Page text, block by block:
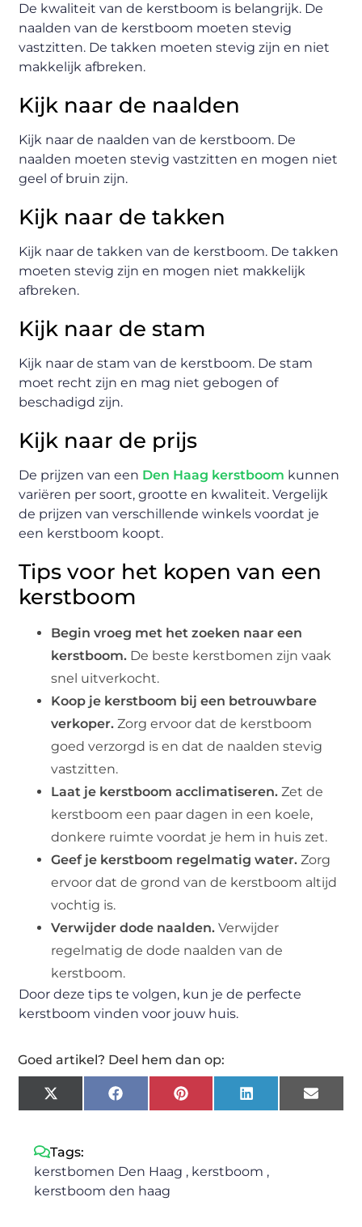
De kwaliteit van de kerstboom is belangrijk. De
naalden van de kerstboom moeten stevig
vastzitten. De takken moeten stevig zijn en niet
makkelijk afbreken.
Kijk naar de naalden
Kijk naar de naalden van de kerstboom. De
naalden moeten stevig vastzitten en mogen niet
geel of bruin zijn.
Kijk naar de takken
Kijk naar de takken van de kerstboom. De takken
moeten stevig zijn en mogen niet makkelijk
afbreken.
Kijk naar de stam
Kijk naar de stam van de kerstboom. De stam
moet recht zijn en mag niet gebogen of
beschadigd zijn.
Kijk naar de prijs
De prijzen van een Den Haag kerstboom kunnen
variëren per soort, grootte en kwaliteit. Vergelijk
de prijzen van verschillende winkels voordat je
een kerstboom koopt.
Tips voor het kopen van een
kerstboom
Begin vroeg met het zoeken naar een
kerstboom. De beste kerstbomen zijn vaak
snel uitverkocht.
Koop je kerstboom bij een betrouwbare
verkoper. Zorg ervoor dat de kerstboom
goed verzorgd is en dat de naalden stevig
vastzitten.
Laat je kerstboom acclimatiseren. Zet de
kerstboom een paar dagen in een koele,
donkere ruimte voordat je hem in huis zet.
Geef je kerstboom regelmatig water. Zorg
ervoor dat de grond van de kerstboom altijd
vochtig is.
Verwijder dode naalden. Verwijder
regelmatig de dode naalden van de
kerstboom.
Door deze tips te volgen, kun je de perfecte
kerstboom vinden voor jouw huis.
Goed artikel? Deel hem dan op:
X
(Twitter)
FacebookPinterestLinkedIn Email
Tags:
kerstbomen Den Haag , kerstboom ,
kerstboom den haag